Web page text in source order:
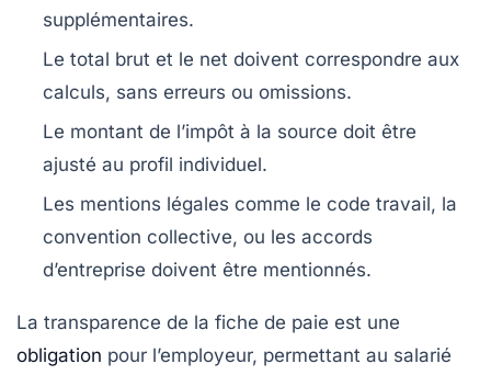
supplémentaires.
Le total brut et le net doivent correspondre aux
calculs, sans erreurs ou omissions.
Le montant de l’impôt à la source doit être
ajusté au profil individuel.
Les mentions légales comme le code travail, la
convention collective, ou les accords
d’entreprise doivent être mentionnés.
La transparence de la fiche de paie est une
obligation pour l’employeur, permettant au salarié